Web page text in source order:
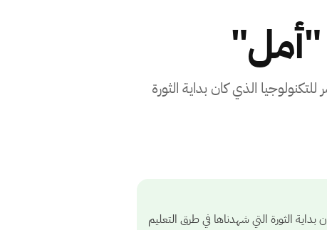
"أمل"
خلال مؤتمر للتكنولوجيا الذي كان بداية الثورة
الذي كان بداية الثورة التي شهدناها في طرق التعليم